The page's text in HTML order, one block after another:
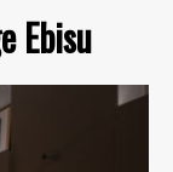
Ebisu